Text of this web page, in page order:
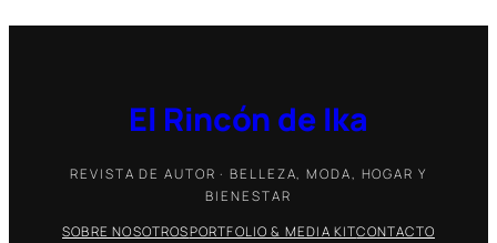
c
El Rincón de Ika
REVISTA DE AUTOR · BELLEZA, MODA, HOGAR Y
BIENESTAR
SOBRE NOSOTROSPORTFOLIO & MEDIA KITCONTACTO